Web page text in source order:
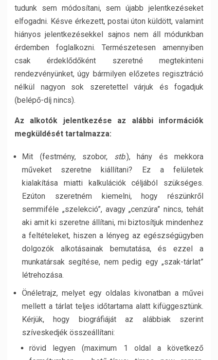
tudunk sem módosítani, sem újabb jelentkezéseket
elfogadni. Késve érkezett, postai úton küldött, valamint
hiányos jelentkezésekkel sajnos nem áll módunkban
érdemben foglalkozni. Természetesen amennyiben
csak érdeklődőként szeretné megtekinteni
rendezvényünket, úgy bármilyen előzetes regisztráció
nélkül nagyon sok szeretettel várjuk és fogadjuk
(belépő-díj nincs).
Az alkotók jelentkezése az alábbi információk
megküldését tartalmazza:
Mit (festmény, szobor, stb.), hány és mekkora
műveket szeretne kiállítani? Ez a felületek
kialakítása miatti kalkulációk céljából szükséges.
Ezúton szeretném kiemelni, hogy részünkről
semmiféle „szelekció”, avagy „cenzúra” nincs, tehát
aki amit ki szeretne állítani, mi biztosítjuk mindenhez
a feltételeket, hiszen a lényeg az egészségügyben
dolgozók alkotásainak bemutatása, és ezzel a
munkatársak segítése, nem pedig egy „szak-tárlat”
létrehozása.
Önéletrajz, melyet egy oldalas kivonatban a művei
mellett a tárlat teljes időtartama alatt kifüggesztünk.
Kérjük, hogy biográfiáját az alábbiak szerint
szíveskedjék összeállítani:
rövid legyen (maximum 1 oldal a következő